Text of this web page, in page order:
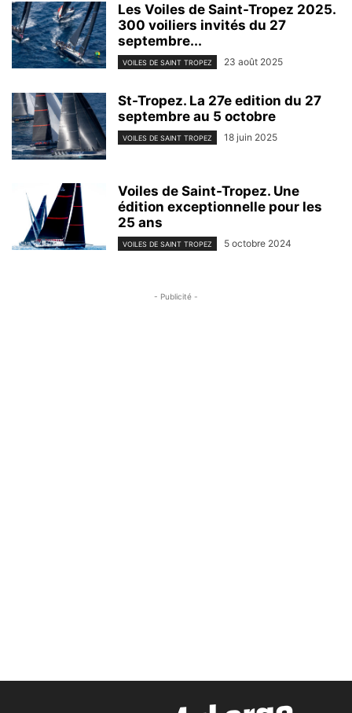
Les Voiles de Saint-Tropez 2025.
300 voiliers invités du 27
septembre...
VOILES DE SAINT TROPEZ 23 août 2025
St-Tropez. La 27e edition du 27
septembre au 5 octobre
VOILES DE SAINT TROPEZ 18 juin 2025
Voiles de Saint-Tropez. Une
édition exceptionnelle pour les
25 ans
VOILES DE SAINT TROPEZ 5 octobre 2024
- Publicité -